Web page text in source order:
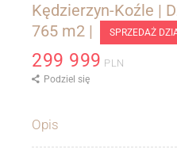
Kędzierzyn-Koźle |
765 m2 |
SPRZEDAŻ
299 999 PLN
Podziel się
Opis